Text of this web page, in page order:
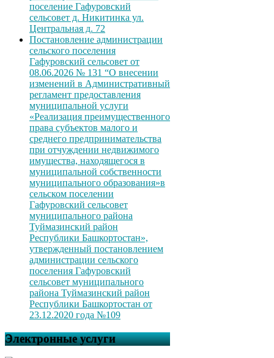
поселение Гафуровский
сельсовет д. Никитинка ул.
Центральная д. 72
Постановление администрации
сельского поселения
Гафуровский сельсовет от
08.06.2026 № 131 “О внесении
изменений в Административный
регламент предоставления
муниципальной услуги
«Реализация преимущественного
права субъектов малого и
среднего предпринимательства
при отчуждении недвижимого
имущества, находящегося в
муниципальной собственности
муниципального образования»в
сельском поселении
Гафуровский сельсовет
муниципального района
Туймазинский район
Республики Башкортостан»,
утвержденный постановлением
администрации сельского
поселения Гафуровский
сельсовет муниципального
района Туймазинский район
Республики Башкортостан от
23.12.2020 года №109
Электронные услуги